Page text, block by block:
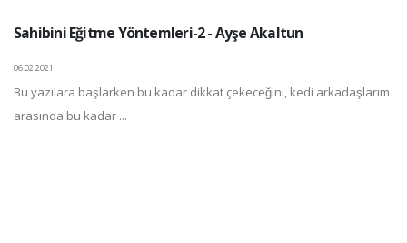
Sahibini Eğitme Yöntemleri-2 - Ayşe Akaltun
06.02.2021
Bu yazılara başlarken bu kadar dikkat çekeceğini, kedi arkadaşlarım
arasında bu kadar ...